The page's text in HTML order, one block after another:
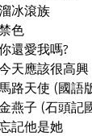
冰滾族
色
還愛我嗎?
天應該很高興
路天使 (國語
燕子 (石頭記
記他是她